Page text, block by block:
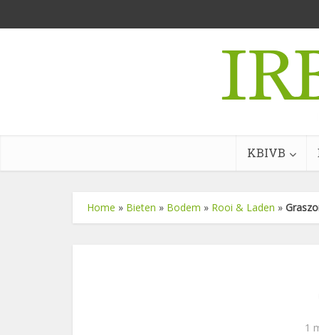
KBIVB
Home » Bieten » Bodem » Rooi & Laden »
1